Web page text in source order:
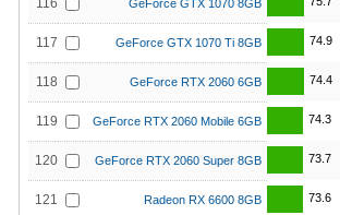
116 GeForce GTX 1070 8GB
117 GeForce GTX 1070 Ti 8GB 74.9
118 GeForce RTX 2060 6GB 74.4
119 GeForce RTX 2060 Mobile 6GB 74.3
120 GeForce RTX 2060 Super 8GB 73.7
121 Radeon RX 6600 8GB 73.6